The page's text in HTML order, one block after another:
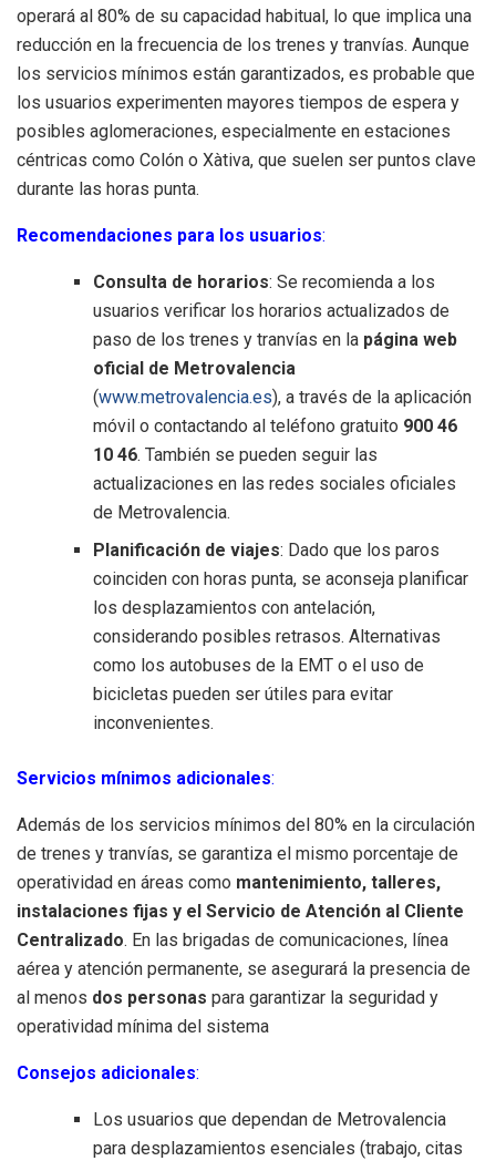
operará al 80% de su capacidad habitual, lo que implica una
reducción en la frecuencia de los trenes y tranvías. Aunque
los servicios mínimos están garantizados, es probable que
los usuarios experimenten mayores tiempos de espera y
posibles aglomeraciones, especialmente en estaciones
céntricas como Colón o Xàtiva, que suelen ser puntos clave
durante las horas punta.
Recomendaciones para los usuarios:
Consulta de horarios: Se recomienda a los
usuarios verificar los horarios actualizados de
paso de los trenes y tranvías en la página web
oficial de Metrovalencia
(www.metrovalencia.es), a través de la aplicación
móvil o contactando al teléfono gratuito 900 46
10 46. También se pueden seguir las
actualizaciones en las redes sociales oficiales
de Metrovalencia.
Planificación de viajes: Dado que los paros
coinciden con horas punta, se aconseja planificar
los desplazamientos con antelación,
considerando posibles retrasos. Alternativas
como los autobuses de la EMT o el uso de
bicicletas pueden ser útiles para evitar
inconvenientes.
Servicios mínimos adicionales:
Además de los servicios mínimos del 80% en la circulación
de trenes y tranvías, se garantiza el mismo porcentaje de
operatividad en áreas como mantenimiento, talleres,
instalaciones fijas y el Servicio de Atención al Cliente
Centralizado. En las brigadas de comunicaciones, línea
aérea y atención permanente, se asegurará la presencia de
al menos dos personas para garantizar la seguridad y
operatividad mínima del sistema
Consejos adicionales:
Los usuarios que dependan de Metrovalencia
para desplazamientos esenciales (trabajo, citas